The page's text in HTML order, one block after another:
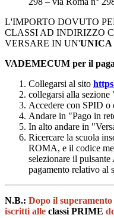
L'IMPORTO DOVUTO
CLASSI AD INDIRIZZO
VERSARE IN UN'UNICA
VADEMECUM per il
Collegarsi al sito
collegarsi alla
Accedere con SPID o
Andare in "Pago in
In alto andare in
Ricercare la scuola
ROMA, e il codice
selezionare il
pagamento relativo al
N.B.: Dopo il
iscritti alle classi PRIME